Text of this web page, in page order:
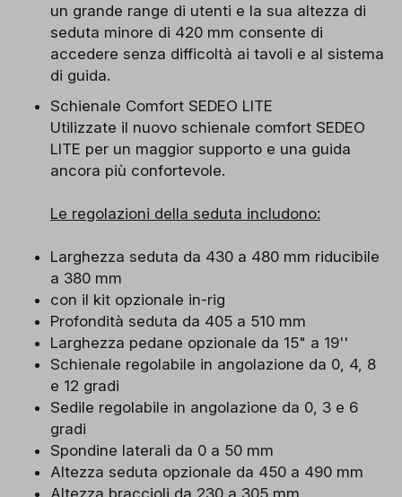
un grande range di utenti e la sua altezza di
seduta minore di 420 mm consente di
accedere senza difficoltà ai tavoli e al sistema
di guida.
Schienale Comfort SEDEO LITE
Utilizzate il nuovo schienale comfort SEDEO
LITE per un maggior supporto e una guida
ancora più confortevole.
Le regolazioni della seduta includono:
Larghezza seduta da 430 a 480 mm riducibile
a 380 mm
con il kit opzionale in-rig
Profondità seduta da 405 a 510 mm
Larghezza pedane opzionale da 15" a 19''
Schienale regolabile in angolazione da 0, 4, 8
e 12 gradi
Sedile regolabile in angolazione da 0, 3 e 6
gradi
Spondine laterali da 0 a 50 mm
Altezza seduta opzionale da 450 a 490 mm
Altezza braccioli da 230 a 305 mm